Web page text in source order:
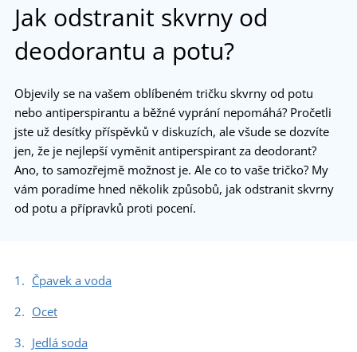
Jak odstranit skvrny od
deodorantu a potu?
Objevily se na vašem oblíbeném tričku skvrny od potu
nebo antiperspirantu a běžné vyprání nepomáhá? Pročetli
jste už desítky příspěvků v diskuzích, ale všude se dozvíte
jen, že je nejlepší vyměnit antiperspirant za deodorant?
Ano, to samozřejmě možnost je. Ale co to vaše tričko? My
vám poradíme hned několik způsobů, jak odstranit skvrny
od potu a přípravků proti pocení.
Čpavek a voda
Ocet
Jedlá soda